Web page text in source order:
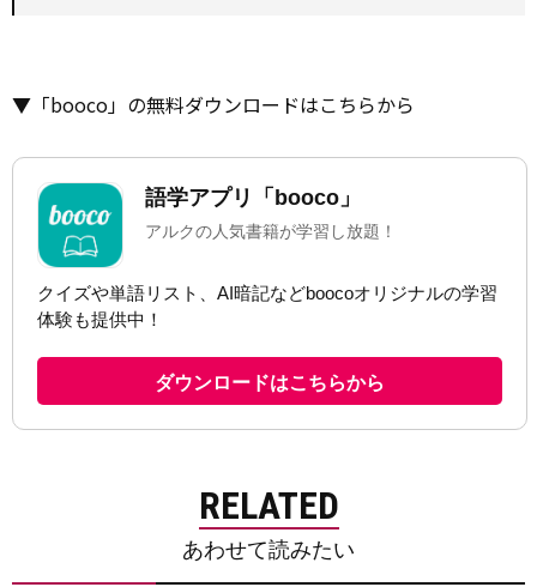
▼「booco」の無料ダウンロードはこちらから
RELATED
あわせて読みたい